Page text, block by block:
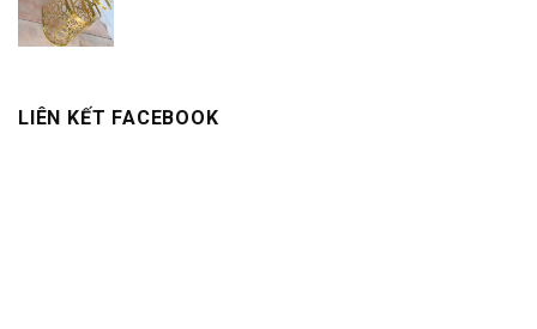
LIÊN KẾT FACEBOOK